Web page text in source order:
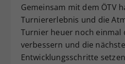
Gemeinsam mit dem ÖTV
Turniererlebnis und die
Turnier heuer noch einmal
verbessern und die
Entwicklungsschritte